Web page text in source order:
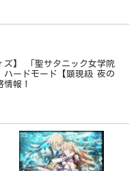
ズ】 「聖サタニック女学院
ハードモード【顕現級 夜の
情報！